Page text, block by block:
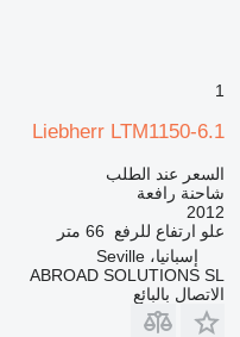
1
Liebherr LTM1150-6.1
السعر عند الطلب
شاحنة رافعة
2012
علو ارتفاع للرفع
66 متر
إسبانيا، Seville
ABROAD SOLUTIONS SL
الاتصال بالبائع